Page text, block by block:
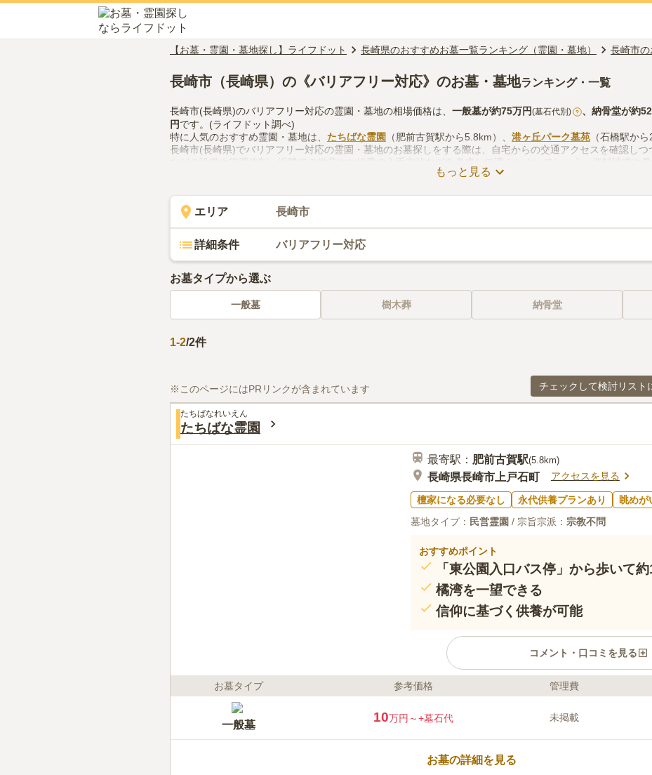
【お墓・霊園・墓地探し】ライフドット 長崎県のおすすめお墓一覧ランキング（霊園・墓地） 長崎市の
長崎市（長崎県）の《バリアフリー対応》のお墓・墓地ランキング・一覧
長崎市(長崎県)のバリアフリー対応の霊園・墓地の相場価格は、 一般墓が約75万円(墓石代別) ? 、 納骨堂が約
円です。(ライフドット調べ)
特に人気のおすすめ霊園・墓地は、 たちばな霊園 （肥前古賀駅から5.8km）、 港ヶ丘パーク墓苑 （石橋駅か
長崎市(長崎県)でバリアフリー対応の霊園・墓地のお墓探しをする際は、自宅からの交通アクセスを確認し
などの設備や管理体制、近隣での供花やお線香の入手方法などを考慮して選ぶとよいでしょう。資料請求や
もっと見る
エリア 長崎市
詳細条件 バリアフリー対応
お墓タイプから選ぶ
一般墓 樹木葬 納骨堂
1-2/2件
※このページにはPRリンクが含まれています チェックして検討リスト
たちばなれいえん
たちばな霊園
最寄駅： 肥前古賀駅(5.8km)
長崎県長崎市上戸石町 アクセスを見る
檀家になる必要なし 永代供養プランあり 眺めが
墓地タイプ： 民営霊園 / 宗旨宗派： 宗教不問
おすすめポイント
「東公園入口バス停」から歩いて
橘湾を一望できる
信仰に基づく供養が可能
コメント・口コミを見る
ライフドット編集部のコメント
備しており、長崎自動車道「長崎インター
アクセスも便利な場所にあります。 遠方か
る方が居ても、安心してお招きできる場所
憩所があり、お参りを兼ねてゆっくりと滞
お墓タイプ 参考価格 管理費
一般墓
10万円～+墓石代 未掲載
お墓の詳細を見る